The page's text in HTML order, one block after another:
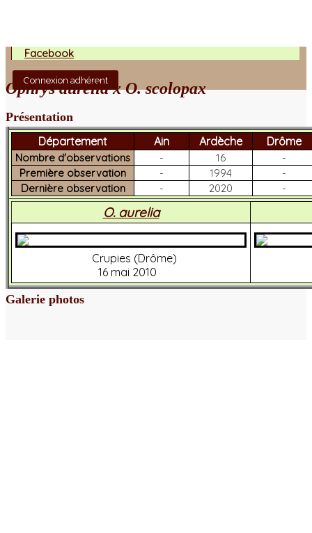
Facebook
Connexion adhérent
Ophrys aurelia x O. scolopax
Présentation
Département
Ain Ardèche Drôme
Nombre d'observations - 16
-
Première observation
- 1994
-
Dernière observation
- 2020 -
O. aurelia
Crupies (Drôme)
16 mai 2010
Galerie photos